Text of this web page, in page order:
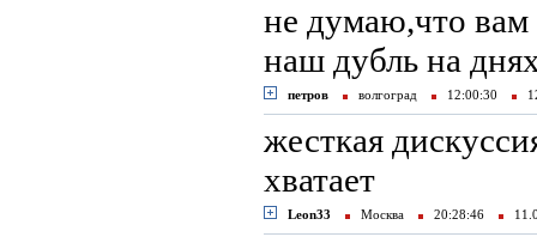
не думаю,что вам
наш дубль на
петров волгоград 12:00:30
жесткая
хватает
Leon33 Москва 20:28:46